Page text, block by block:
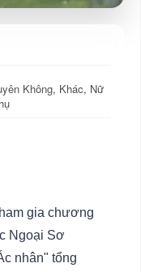
Không, Khác, Nữ
gia chương
Ngoại Sơ
nhân" tổng